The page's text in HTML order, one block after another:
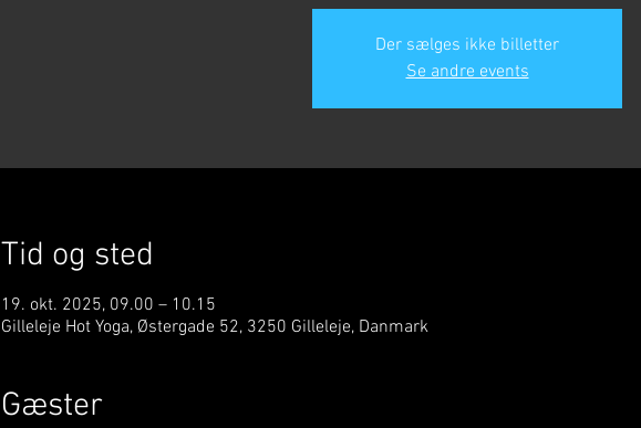
Der sælges ikke billetter
Se andre events
Tid og sted
19. okt. 2025, 09.00 – 10.15
Gilleleje Hot Yoga, Østergade 52, 3250 Gilleleje, Danmark
Gæster